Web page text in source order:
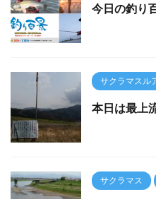
今日の釣り
サクラマスル
本日は最上
サクラマス